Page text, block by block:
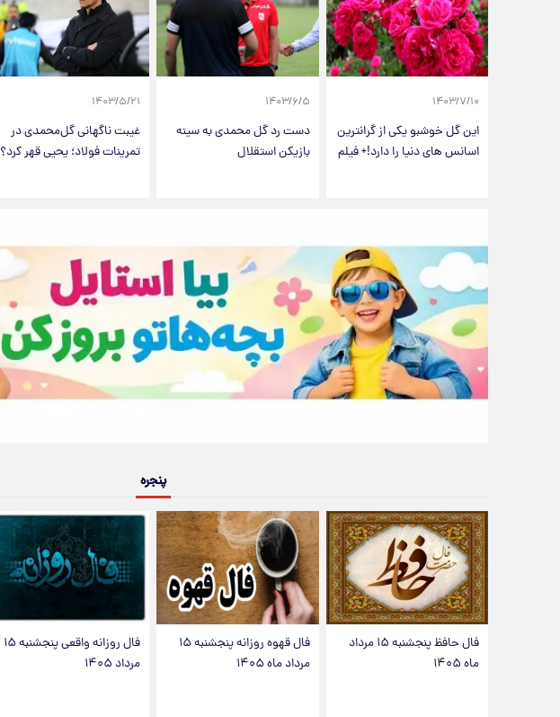
۱۴۰۳/۷/۱۰
این گل خوشبو یکی از گرانترین
اسانس های دنیا را دارد!+ فیلم
۱۴۰۳/۶/۵
دست رد گل محمدی به سینه
بازیکن استقلال
۱۴۰۳/۵/۲۱
غیبت ناگهانی گل‌محمدی در
تمرینات فولاد؛ یحیی قهر کرد؟
پنجره
فال حافظ پنجشنبه ۱۵ مرداد
ماه ۱۴۰۵
فال قهوه روزانه پنجشنبه ۱۵
مرداد ماه ۱۴۰۵
فال روزانه واقعی پنجشنبه ۱۵
مرداد ۱۴۰۵